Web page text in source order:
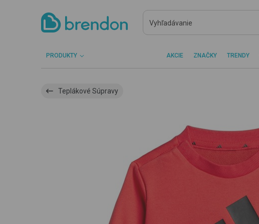
PRODUKTY AKCIE ZNAČKY TRENDY
Teplákové Súpravy